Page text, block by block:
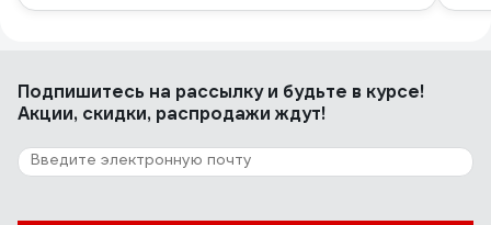
Подпишитесь на рассылкуи будьте в курсе!
Акции, скидки, распродажи ждут!